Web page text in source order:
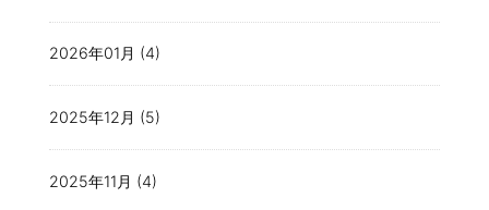
2026年01月 (4)
2025年12月 (5)
2025年11月 (4)